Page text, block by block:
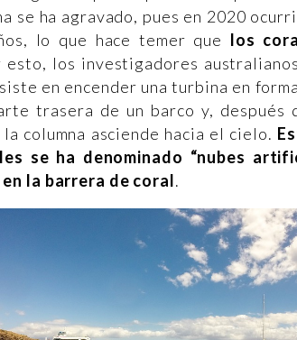
se ha agravado, pues en 2020
lo que hace temer que los
los investigadores
en encender una turbina en
trasera de un barco y,
la columna asciende hacia el cielo.
se ha denominado “nubes
la barrera de coral.